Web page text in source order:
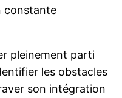
constante
pleinement parti
les obstacles
son intégration